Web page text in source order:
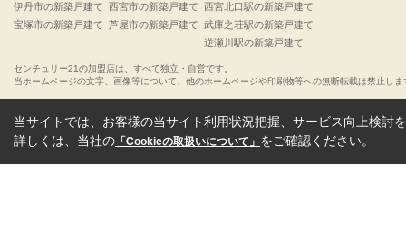
伊丹市の新築戸建て
宝塚市の新築戸建て
西宮市の新築戸建て
芦屋市の新築戸建て
西宮北口駅の新築戸建て
武庫之荘駅の新築戸建て
逆瀬川駅の新築戸建て
センチュリー21の加盟店は、すべて独立・自営です。
当ホームページの文字、画像等について、他のホームページや印刷物等への無断転載は禁止しま
当サイトでは、お客様の当サイト利用状況把握、サービス向上検討
詳しくは、当社の 「Cookieの取扱いについて」 をご確認ください。